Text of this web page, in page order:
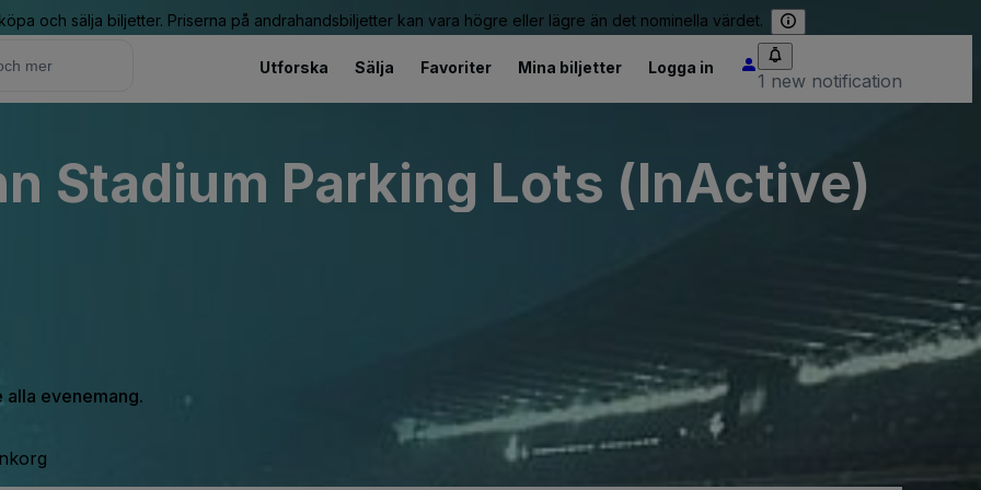
och sälja biljetter. Priserna på andrahandsbiljetter kan vara högre eller lägre än det nominella värdet.
Utforska Sälja Favoriter Mina biljetter Logga in
1 new notification
Stadium Parking Lots (InActive)
alla evenemang.